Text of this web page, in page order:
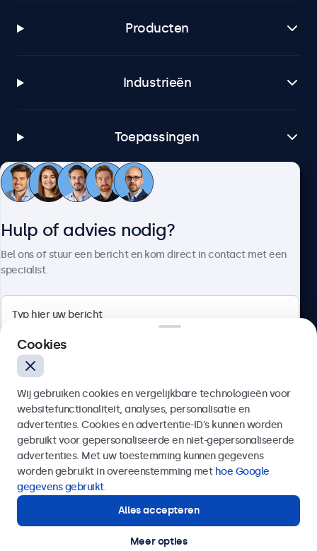
Producten
Industrieën
Toepassingen
Klantenservice
4.8/5 door 5000+ bedrijven
Nederlands
© 2026 Beetronics
Hulp of advies nodig?
Bel ons of stuur een bericht en kom direct in contact met een
specialist.
Verzenden
Of bel ons op
Hulp of advies nodig?
Direct contact met een specialist.
Cookies
Wij gebruiken cookies en vergelijkbare technologieën voor
websitefunctionaliteit, analyses, personalisatie en
advertenties. Cookies en advertentie-ID’s kunnen worden
gebruikt voor gepersonaliseerde en niet-gepersonaliseerde
advertenties. Met uw toestemming kunnen gegevens
worden gebruikt in overeenstemming met hoe Google
gegevens gebruikt.
Alles accepteren
Meer opties